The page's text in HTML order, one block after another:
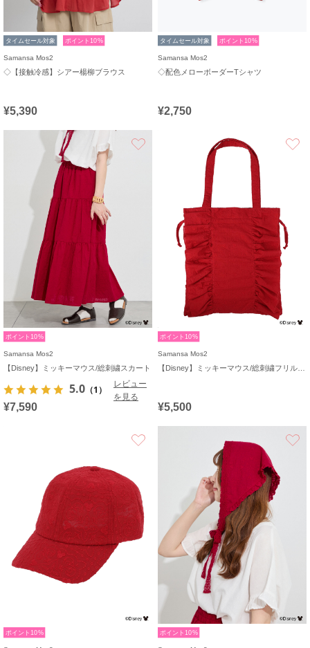
タイムセール対象 ポイント10%
Samansa Mos2
◇【接触冷感】シアー楊柳ブラウス
¥5,390
タイムセール対象 ポイント10%
Samansa Mos2
◇配色メローボーダーTシャツ
¥2,750
ポイント10%
Samansa Mos2
【Disney】ミッキーマウス/総刺繍スカート
5.0 （1）
レビュー
を見る
¥7,590
ポイント10%
Samansa Mos2
¥5,500
ポイント10% ポイント10%